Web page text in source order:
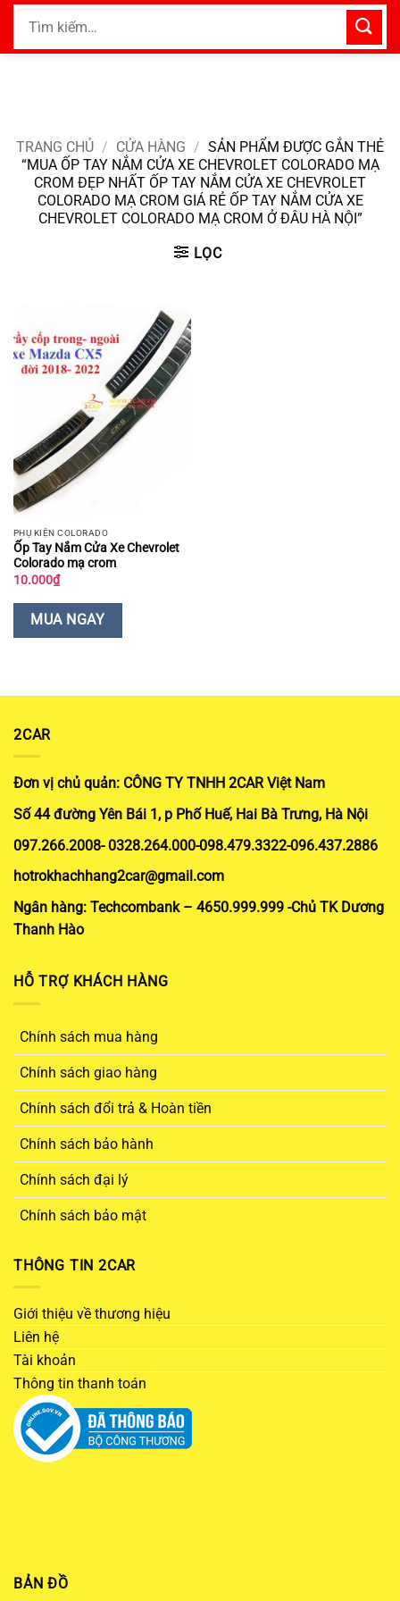
Bỏ
nội
Tìm
TRANG CHỦ / CỬA HÀNG / SẢN PHẨM ĐƯỢC GẮN THẺ
“MUA ỐP TAY NẮM CỬA XE CHEVROLET COLORADO MẠ
CROM ĐẸP NHẤT ỐP TAY NẮM CỬA XE CHEVROLET
COLORADO MẠ CROM GIÁ RẺ ỐP TAY NẮM CỬA XE
CHEVROLET COLORADO MẠ CROM Ở ĐÂU HÀ NỘI”
LỌC
PHỤ KIỆN COLORADO
Ốp Tay Nắm Cửa Xe Chevrolet
Colorado mạ crom
10.000₫
MUA NGAY
2CAR
Đơn vị chủ quản: CÔNG TY TNHH 2CAR Việt Nam
Số 44 đường Yên Bái 1, p Phố Huế, Hai Bà Trưng, Hà Nội
097.266.2008- 0328.264.000-098.479.3322-096.437.2886
hotrokhachhang2car@gmail.com
Ngân hàng: Techcombank – 4650.999.999 -Chủ TK Dương
Thanh Hào
HỖ TRỢ KHÁCH HÀNG
Chính sách mua hàng
Chính sách giao hàng
Chính sách đổi trả & Hoàn tiền
Chính sách bảo hành
Chính sách đại lý
Chính sách bảo mật
THÔNG TIN 2CAR
Giới thiệu về thương hiệu
Liên hệ
Tài khoản
Thông tin thanh toán
BẢN ĐỒ